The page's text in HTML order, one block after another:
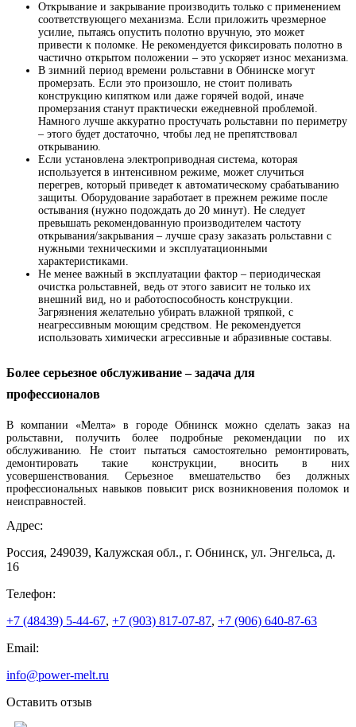
Открывание и закрывание производить только с применением
соответствующего механизма. Если приложить чрезмерное
усилие, пытаясь опустить полотно вручную, это может
привести к поломке. Не рекомендуется фиксировать полотно в
частично открытом положении – это ускоряет износ механизма.
В зимний период времени рольставни в Обнинске могут
промерзать. Если это произошло, не стоит поливать
конструкцию кипятком или даже горячей водой, иначе
промерзания станут практически ежедневной проблемой.
Намного лучше аккуратно простучать рольставни по периметру
– этого будет достаточно, чтобы лед не препятствовал
открыванию.
Если установлена электроприводная система, которая
используется в интенсивном режиме, может случиться
перегрев, который приведет к автоматическому срабатыванию
защиты. Оборудование заработает в прежнем режиме после
остывания (нужно подождать до 20 минут). Не следует
превышать рекомендованную производителем частоту
открывания/закрывания – лучше сразу заказать рольставни с
нужными техническими и эксплуатационными
характеристиками.
Не менее важный в эксплуатации фактор – периодическая
очистка рольставней, ведь от этого зависит не только их
внешний вид, но и работоспособность конструкции.
Загрязнения желательно убирать влажной тряпкой, с
неагрессивным моющим средством. Не рекомендуется
использовать химически агрессивные и абразивные составы.
Более серьезное обслуживание – задача для
профессионалов
В компании «Мелта» в городе Обнинск можно сделать заказ на
рольставни, получить более подробные рекомендации по их
обслуживанию. Не стоит пытаться самостоятельно ремонтировать,
демонтировать такие конструкции, вносить в них
усовершенствования. Серьезное вмешательство без должных
профессиональных навыков повысит риск возникновения поломок и
неисправностей.
Адрес:
Россия, 249039, Калужская обл., г. Обнинск, ул. Энгельса, д.
16
Телефон:
+7 (48439) 5-44-67, +7 (903) 817-07-87, +7 (906) 640-87-63
Email:
info@power-melt.ru
Оставить отзыв